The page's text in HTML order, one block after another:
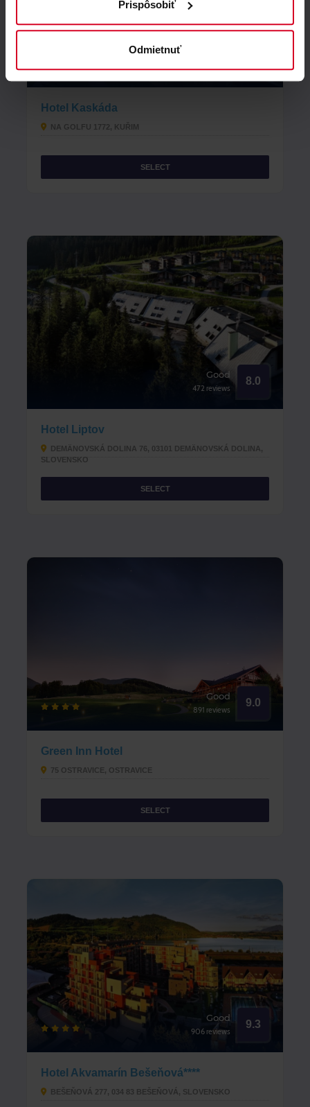
Prispôsobiť
Odmietnuť
980 reviews
Hotel Kaskáda
NA GOLFU 1772, KUŘIM
SELECT
Good
472 reviews
8.0
Hotel Liptov
DEMÄNOVSKÁ DOLINA 76, 03101 DEMÄNOVSKÁ DOLINA,
SLOVENSKO
SELECT
Good
891 reviews
9.0
Green Inn Hotel
75 OSTRAVICE, OSTRAVICE
SELECT
Good
906 reviews
9.3
Hotel Akvamarín Bešeňová****
BEŠEŇOVÁ 277, 034 83 BEŠEŇOVÁ, SLOVENSKO